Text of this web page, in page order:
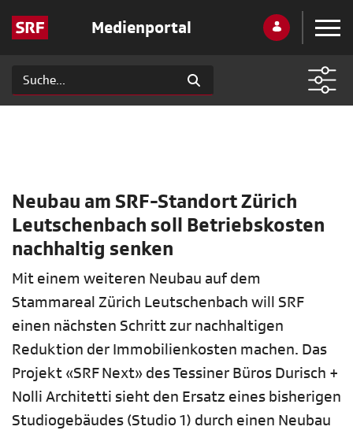
Medienportal
Neubau am SRF-Standort Zürich
Leutschenbach soll Betriebskosten
nachhaltig senken
Mit einem weiteren Neubau auf dem
Stammareal Zürich Leutschenbach will SRF
einen nächsten Schritt zur nachhaltigen
Reduktion der Immobilienkosten machen. Das
Projekt «SRF Next» des Tessiner Büros Durisch +
Nolli Architetti sieht den Ersatz eines bisherigen
Studiogebäudes (Studio 1) durch einen Neubau